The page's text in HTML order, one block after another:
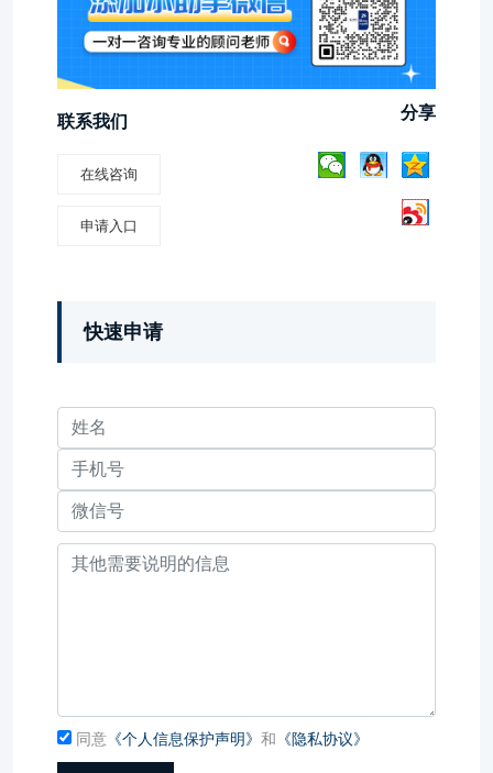
联系我们
在线咨询
申请入口
分享
快速申请
同意 《个人信息保护声明》 和 《隐私协议》